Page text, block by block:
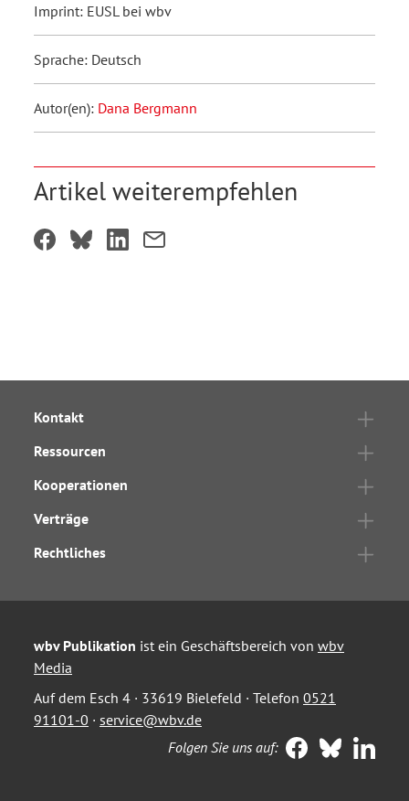
Imprint: EUSL bei wbv
Sprache: Deutsch
Autor(en): Dana Bergmann
Artikel weiterempfehlen
Kontakt
Ressourcen
Kooperationen
Verträge
Rechtliches
wbv Publikation ist ein Geschäftsbereich von wbv
Media
Auf dem Esch 4 · 33619 Bielefeld · Telefon 0521
91101-0 · service@wbv.de
Folgen Sie uns auf: